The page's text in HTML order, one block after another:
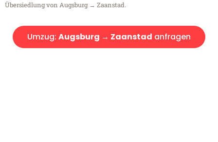
Übersiedlung von Augsburg → Zaanstad.
Umzug: Augsburg → Zaanstad anfragen